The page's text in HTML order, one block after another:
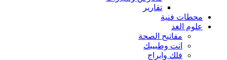
تقارير
محطات فنية
علوم الغد
مفاتيح الصحة
انت وطبيبك
فلك وابراج